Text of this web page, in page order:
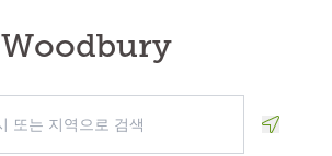
Woodbury